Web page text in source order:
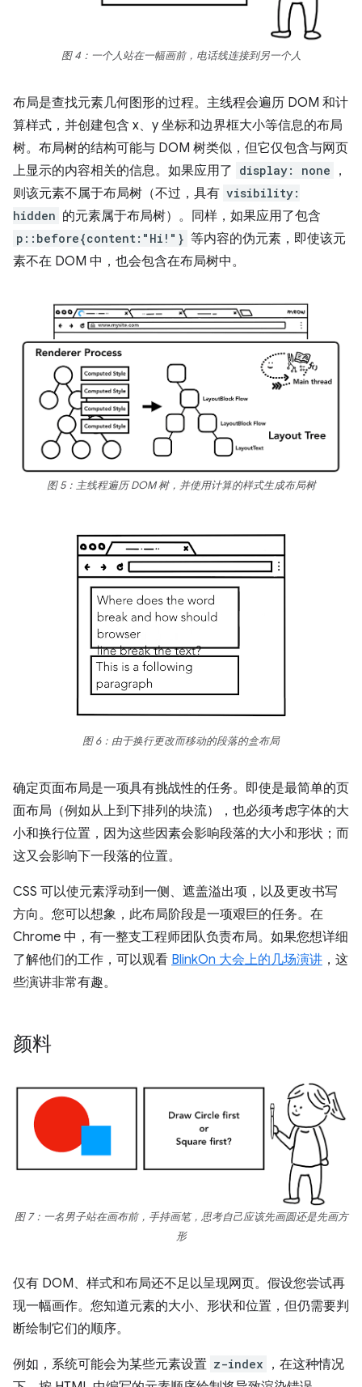
图 4：一个人站在一幅画前，电话线连接到另一个人
布局是查找元素几何图形的过程。主线程会遍历 DOM 和计
算样式，并创建包含 x、y 坐标和边界框大小等信息的布局
树。布局树的结构可能与 DOM 树类似，但它仅包含与网页
上显示的内容相关的信息。如果应用了 display: none
，
则该元素不属于布局树（不过，具有 visibility:
hidden 的元素属于布局树）。同样，如果应用了包含
p::before{content:"Hi!"} 等内容的伪元素，即使该元
素不在 DOM 中，也会包含在布局树中。
图 5：主线程遍历 DOM 树，并使用计算的样式生成布局树
图 6：由于换行更改而移动的段落的盒布局
确定页面布局是一项具有挑战性的任务。即使是最简单的页
面布局（例如从上到下排列的块流），也必须考虑字体的大
小和换行位置，因为这些因素会影响段落的大小和形状；而
这又会影响下一段落的位置。
CSS 可以使元素浮动到一侧、遮盖溢出项，以及更改书写
方向。您可以想象，此布局阶段是一项艰巨的任务。在
Chrome 中，有一整支工程师团队负责布局。如果您想详细
了解他们的工作，可以观看 BlinkOn 大会上的几场演讲 ，这
些演讲非常有趣。
颜料
图 7：一名男子站在画布前，手持画笔，思考自己应该先画圆还是先画方
形
仅有 DOM、样式和布局还不足以呈现网页。假设您尝试再
现一幅画作。您知道元素的大小、形状和位置，但仍需要判
断绘制它们的顺序。
例如，系统可能会为某些元素设置 z-index
，在这种情况